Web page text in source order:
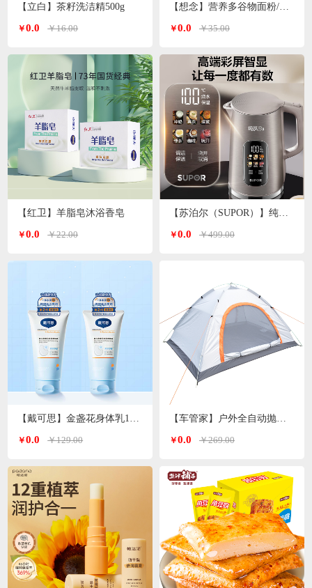
【立白】茶籽洗洁精500g
￥0.0 ￥16.00
【红卫】羊脂皂沐浴香皂
￥0.0 ￥22.00
【戴可思】金盏花身体乳150ml*2支
￥0.0 ￥129.00
￥0.0 ￥35.00
￥0.0 ￥499.00
【车管家】户外全自动抛帐帐篷GJ-2203
￥0.0 ￥269.00